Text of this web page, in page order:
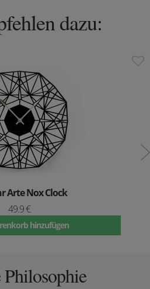
dazu:
Arte Nox Clock
49.9 €
hinzufügen
Philosophie